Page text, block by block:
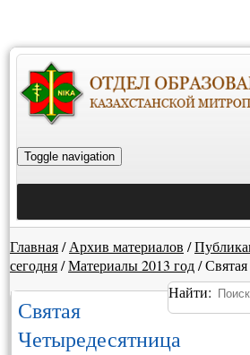
Toggle navigation
Главная/ Архив материалов /
сегодня/Материалы 2013 год/
Найти:
Святая
Четыредесятница